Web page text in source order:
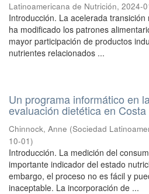
Latinoamericana de Nutrición, 2024-
Introducción. La acelerada
ha modificado los patrones
mayor participación de productos
nutrientes relacionados ...
Un programa informático en
evaluación dietética en
Chinnock, Anne (Sociedad
10-01)
Introducción. La medición del
importante indicador del estado
embargo, el proceso no es fácil y
inaceptable. La incorporación de ...